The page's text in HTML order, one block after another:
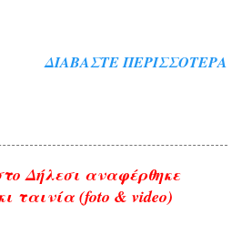
τιμή για τη Θήβα η παρουσία
ΔΙΑΒΆΣΤΕ ΠΕΡΙΣΣΌΤΕΡΑ
Δήλεσι αναφέρθηκε
ταινία (foto & video)